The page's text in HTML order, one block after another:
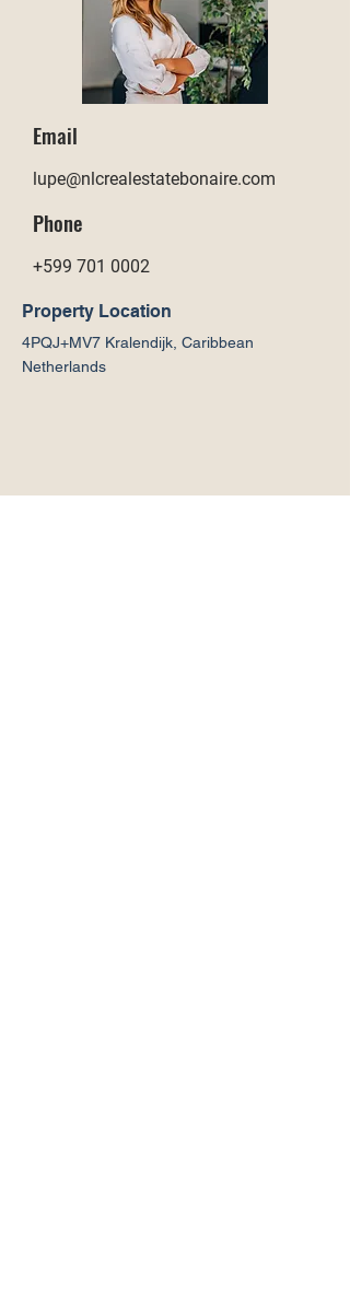
Email
lupe@nlcrealestatebonaire.com
Phone
+599 701 0002
Property Location
4PQJ+MV7 Kralendijk, Caribbean
Netherlands